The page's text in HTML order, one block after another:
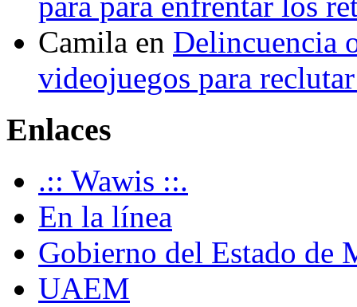
Camila en Delincuencia
videojuegos para
Enlaces
.:: Wawis ::.
En la línea
Gobierno del Estado de
UAEM